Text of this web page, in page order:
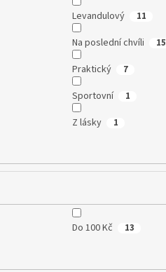
Levandulový 11
Na poslední chvíli 15
Praktický 7
Sportovní 1
Z lásky 1
Do 100 Kč 13